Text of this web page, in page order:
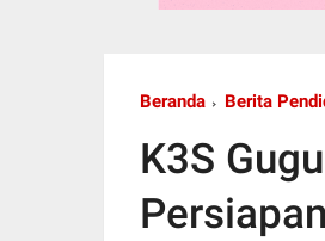
Beranda Berita
K3S